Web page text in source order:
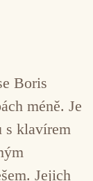
Boris
méně. Je
s klavírem
Jejich